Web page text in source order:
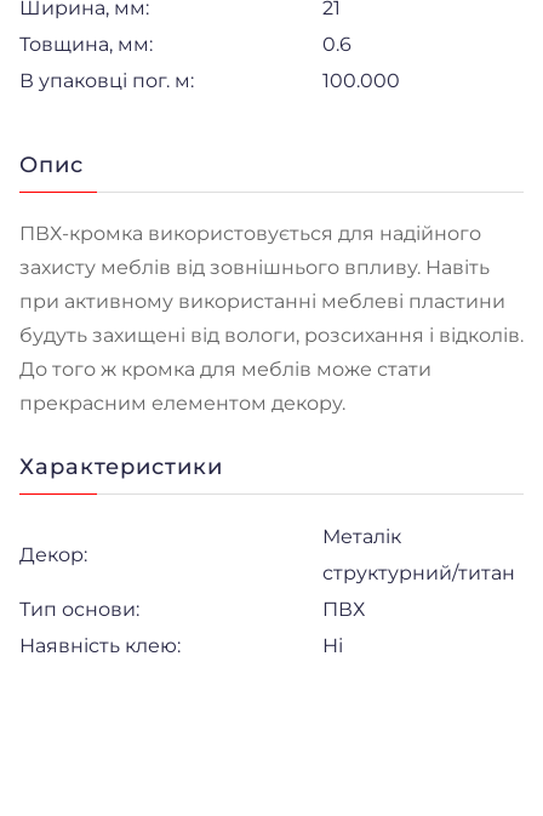
Ширина, мм:
21
Товщина, мм:
0.6
В упаковці пог. м:
100.000
Опис
ПВХ-кромка використовується для надійного
захисту меблів від зовнішнього впливу. Навіть
при активному використанні меблеві пластини
будуть захищені від вологи, розсихання і відколів.
До того ж кромка для меблів може стати
прекрасним елементом декору.
Характеристики
Декор:
Металік
структурний/титан
Тип основи:
ПВХ
Наявність клею:
Ні